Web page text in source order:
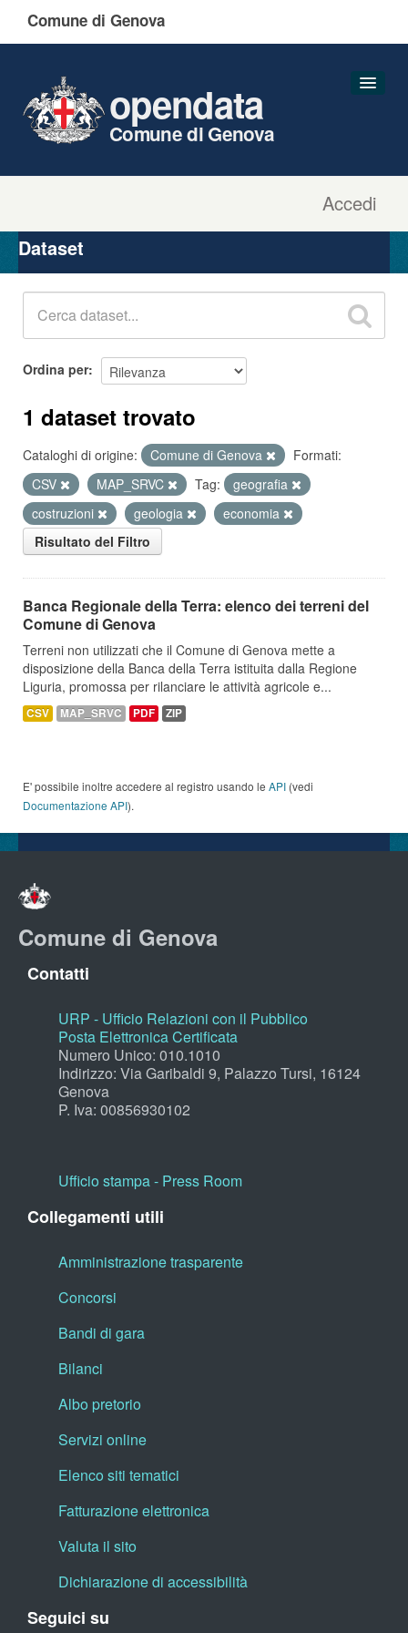
Comune di Genova
Accedi
opendata
Comune di Genova
Organizzazioni
Gruppi
Dataset
Ordina per
1 dataset trovato
Cataloghi di origine: Comune di Genova
Formati:
CSV
MAP_SRVC Tag:
geografia
costruzioni
geologia
economia
Risultato del Filtro
Banca Regionale della Terra: elenco dei terreni del
Comune di Genova
Terreni non utilizzati che il Comune di Genova mette a
disposizione della Banca della Terra istituita dalla Regione
Liguria, promossa per rilanciare le attività agricole e...
CSV MAP_SRVC PDF ZIP
E' possibile inoltre accedere al registro usando le API (vedi
Documentazione API).
Comune di Genova
Contatti
URP - Ufficio Relazioni con il Pubblico
Posta Elettronica Certificata
Numero Unico: 010.1010
Indirizzo: Via Garibaldi 9, Palazzo Tursi, 16124
Genova
P. Iva: 00856930102
Ufficio stampa - Press Room
Collegamenti utili
Amministrazione trasparente
Concorsi
Bandi di gara
Bilanci
Albo pretorio
Servizi online
Elenco siti tematici
Fatturazione elettronica
Valuta il sito
Dichiarazione di accessibilità
Seguici su